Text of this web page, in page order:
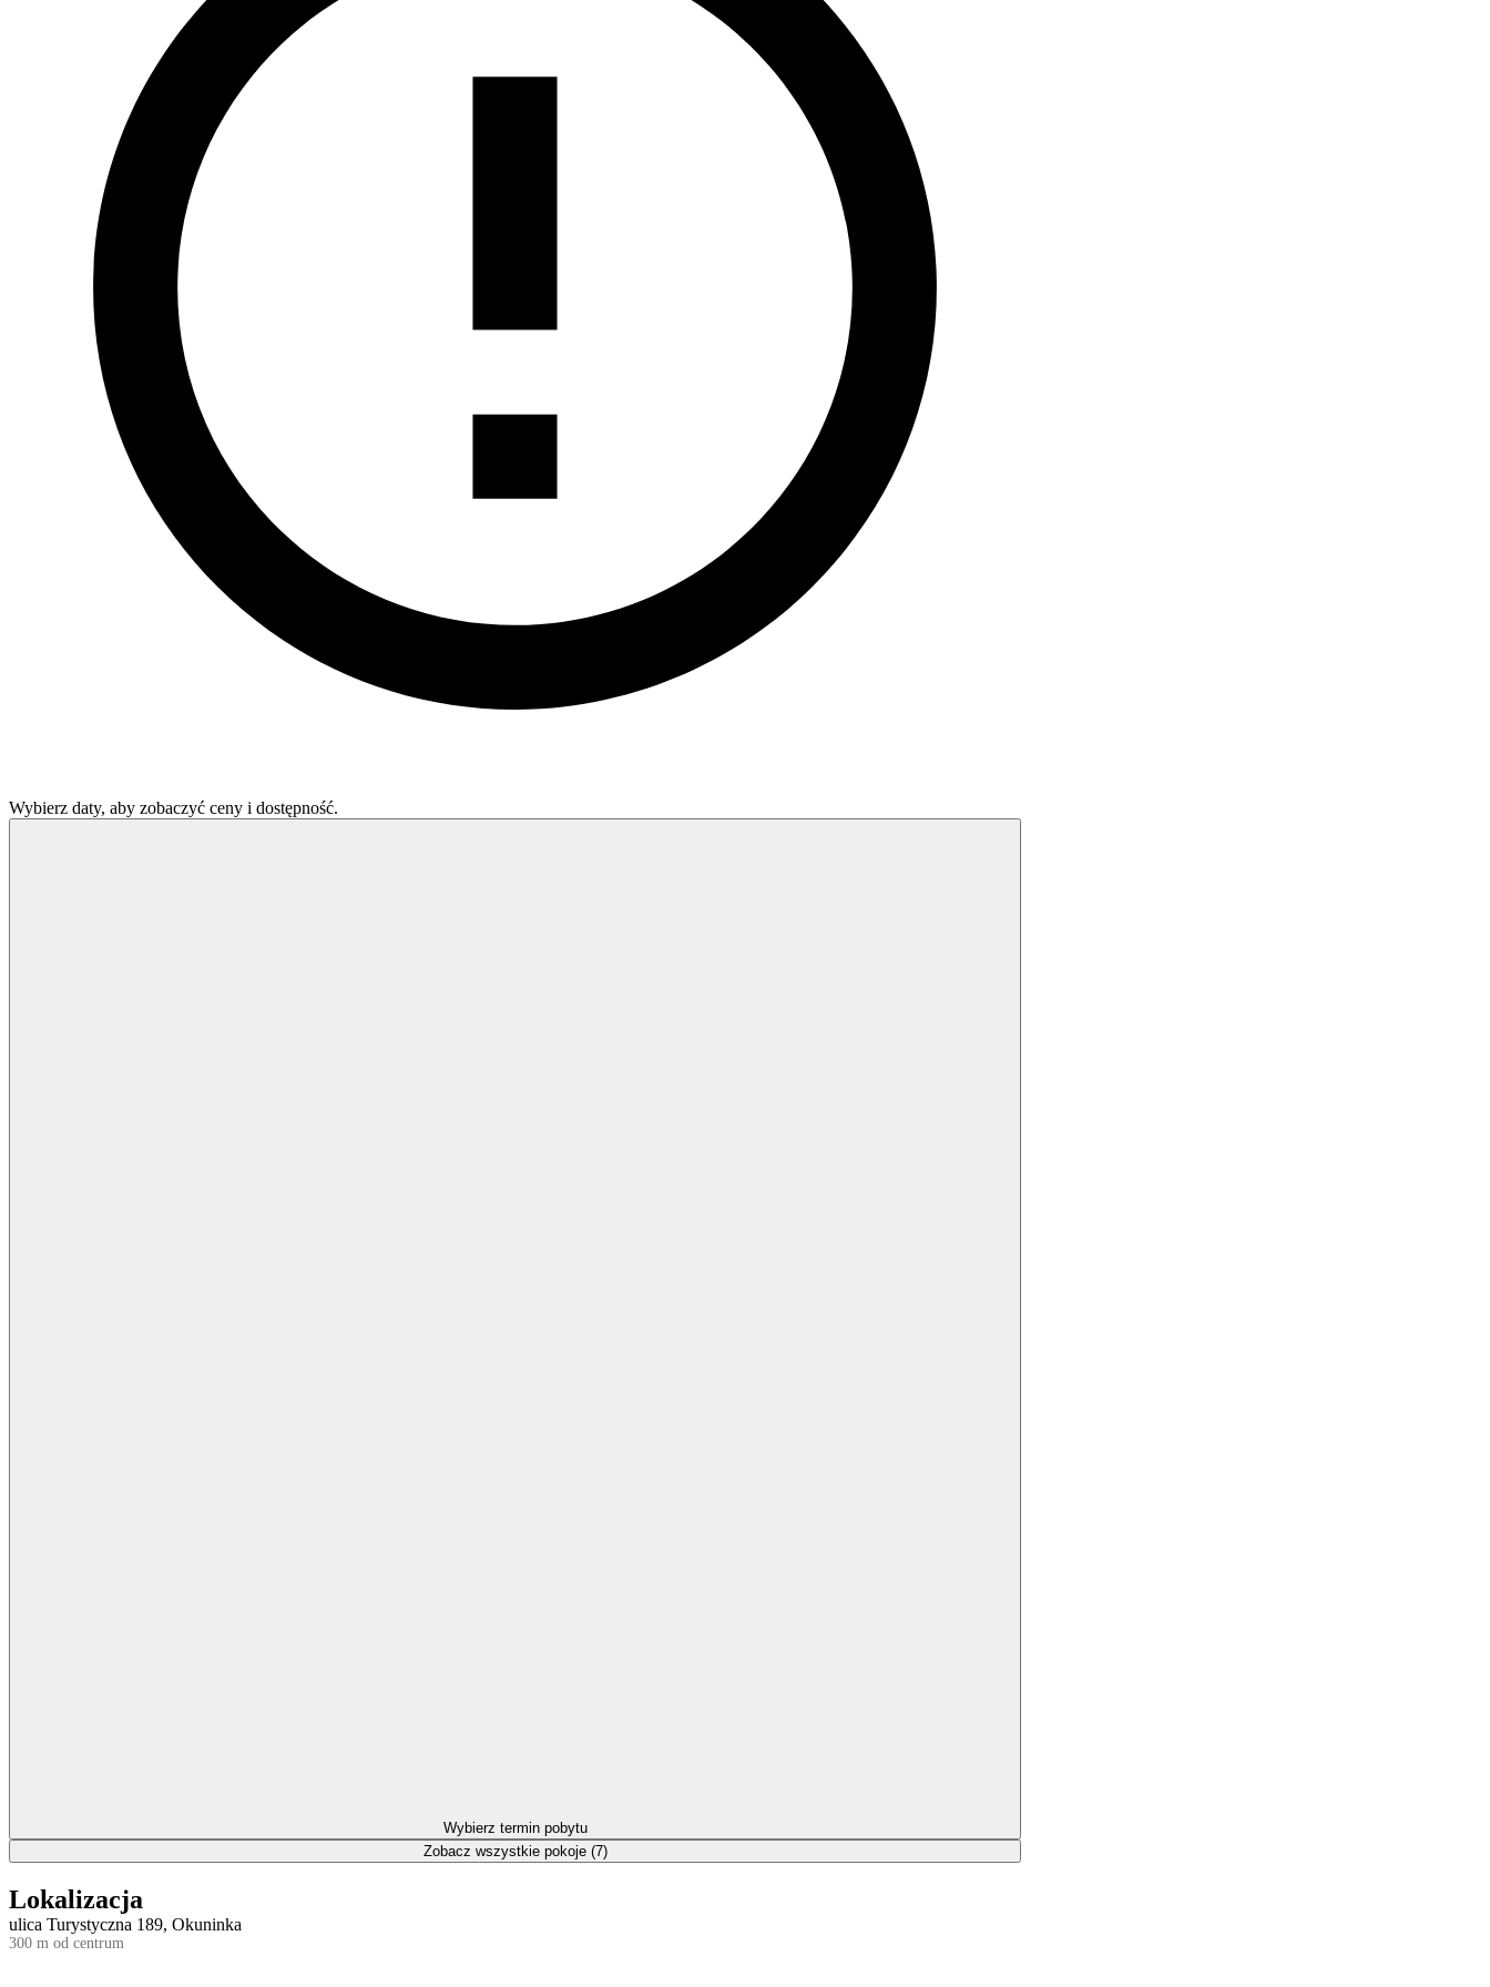
Lokalizacja
ulica Turystyczna 189, Okuninka
300 m od centrum
Wybierz daty, aby zobaczyć ceny i dostępność.
Wybierz termin pobytu
Zobacz wszystkie pokoje (7)